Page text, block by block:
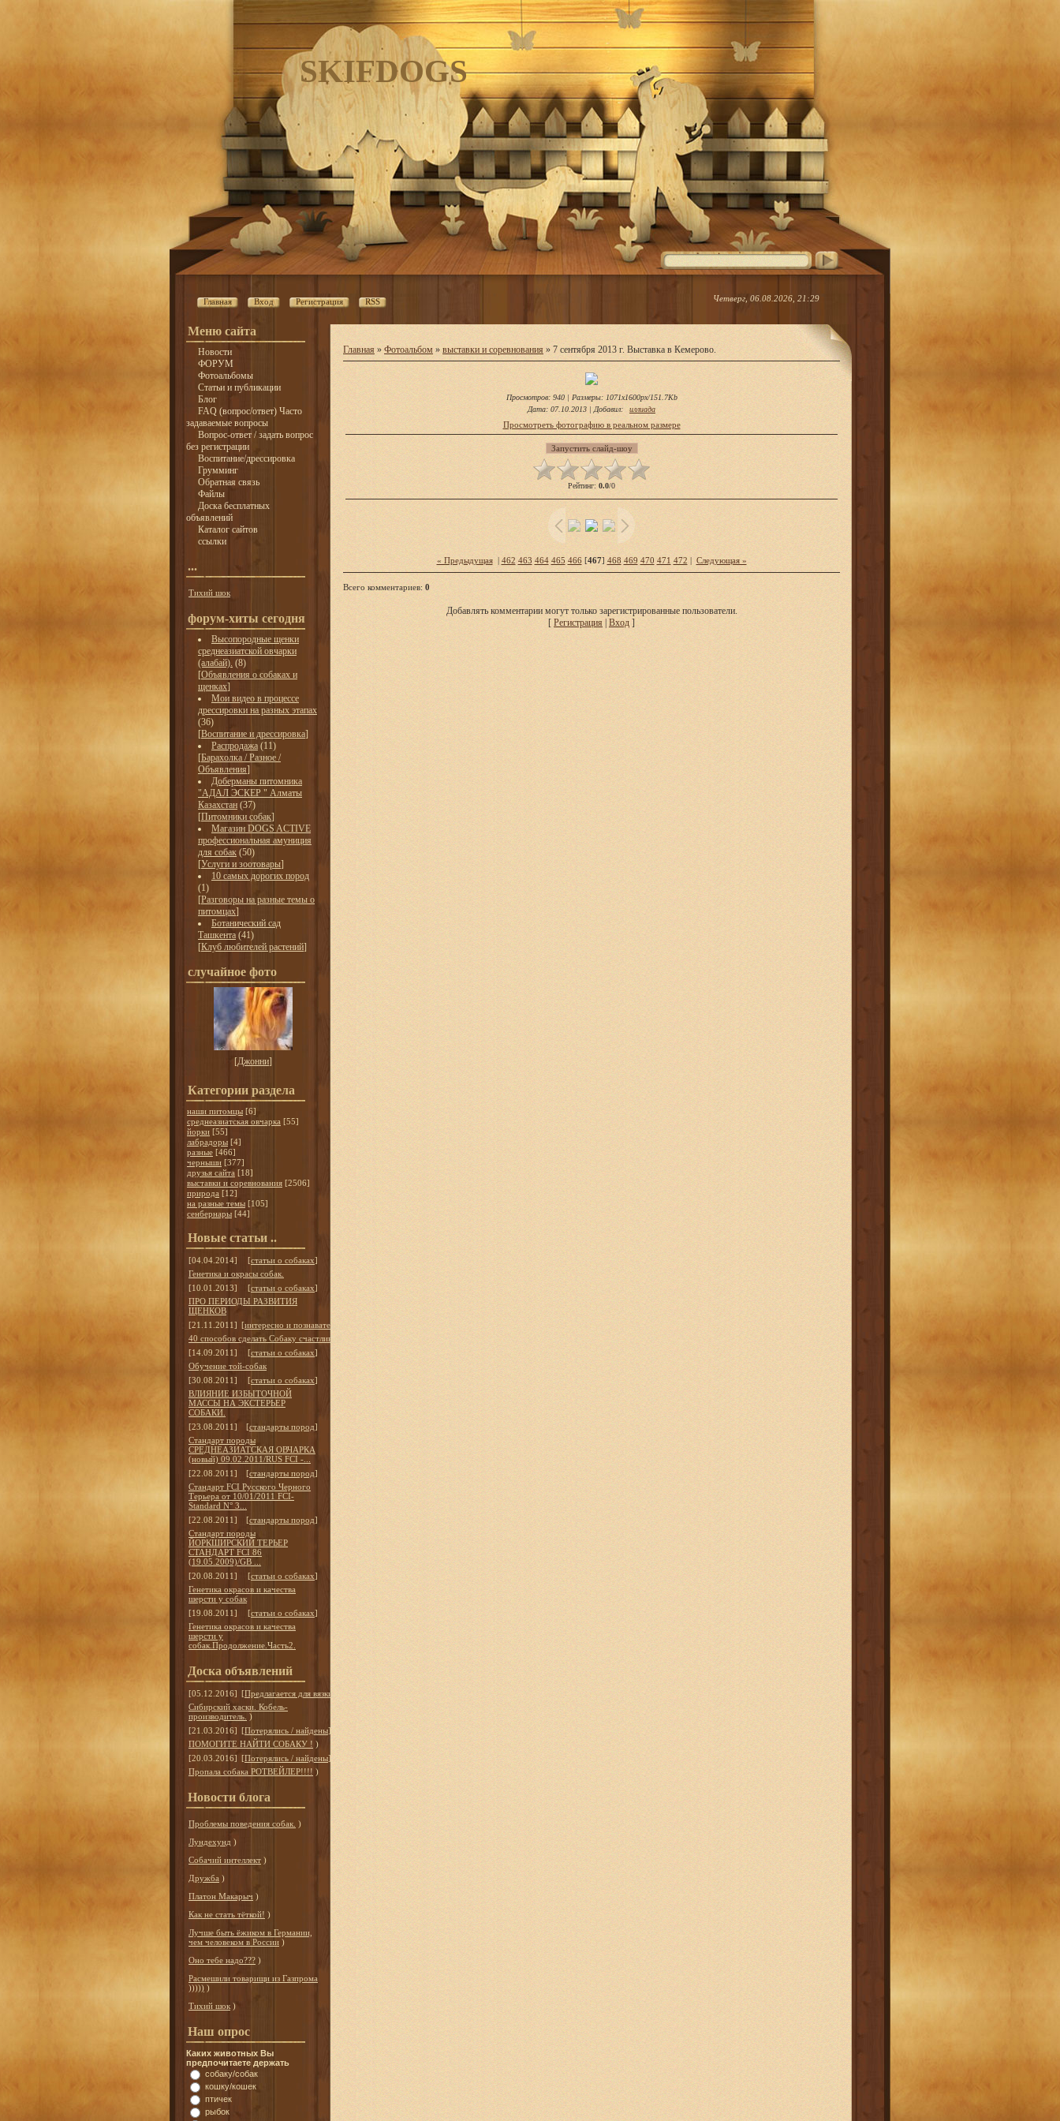
SKIFDOGS
Главная Вход Регистрация RSS Четверг, 06.08.2026, 21:29
Меню сайта
Новости
ФОРУМ
Фотоальбомы
Статьи и публикации
Блог
FAQ (вопрос/ответ) Часто
задаваемые вопросы
Вопрос-ответ / задать вопрос
без регистрации
Воспитание/дрессировка
Грумминг
Обратная связь
Файлы
Доска бесплатных
объявлений
Каталог сайтов
ссылки
...
Тихий шок
форум-хиты сегодня
Высопородные щенки
среднеазиатской овчарки
(алабай). (8)
[Объявления о собаках и
щенках]
Мои видео в процессе
дрессировки на разных этапах
(36)
[Воспитание и дрессировка]
Распродажа (11)
[Барахолка / Разное /
Объявления]
Доберманы питомника
"АДАЛ ЭСКЕР " Алматы
Казахстан (37)
[Питомники собак]
Магазин DOGS ACTIVE
профессиональная амуниция
для собак (50)
[Услуги и зоотовары]
10 самых дорогих пород
(1)
[Разговоры на разные темы о
питомцах]
Ботанический сад
Ташкента (41)
[Клуб любителей растений]
случайное фото
[Джонни]
Категории раздела
наши питомцы [6]
среднеазиатская овчарка [55]
йорки [55]
лабрадоры [4]
разные [466]
черныши [377]
друзья сайта [18]
выставки и соревнования [2506]
природа [12]
на разные темы [105]
сенбернары [44]
Новые статьи ..
[04.04.2014] [статьи о собаках]
Генетика и окрасы собак.
[10.01.2013]
[статьи о собаках]
ПРО ПЕРИОДЫ РАЗВИТИЯ
ЩЕНКОВ
[21.11.2011] [интересно и познавательно
40 способов сделать Собаку счастливой
[14.09.2011]
[статьи о собаках]
Обучение той-собак
[30.08.2011]
[статьи о собаках]
ВЛИЯНИЕ ИЗБЫТОЧНОЙ
МАССЫ НА ЭКСТЕРЬЕР
СОБАКИ.
[23.08.2011]
[стандарты пород]
Стандарт породы
СРЕДНЕАЗИАТСКАЯ ОВЧАРКА
(новый) 09.02.2011/RUS FCI -...
[22.08.2011]
[стандарты пород]
Стандарт FCI Русского Черного
Терьера от 10/01/2011 FCI-
Standard N° 3...
[22.08.2011]
[стандарты пород]
Стандарт породы
ЙОРКШИРСКИЙ ТЕРЬЕР
СТАНДАРТ FCI 86
(19.05.2009)/GB ...
[20.08.2011]
[статьи о собаках]
Генетика окрасов и качества
шерсти у собак
[19.08.2011]
[статьи о собаках]
Генетика окрасов и качества
шерсти у
собак.Продолжение.Часть2.
Доска объявлений
[05.12.2016] [Предлагается для вязки
Сибирский хаски. Кобель-
производитель. )
[21.03.2016] [Потерялись / найдены]
ПОМОГИТЕ НАЙТИ СОБАКУ ! )
[20.03.2016] [Потерялись / найдены]
Пропала собака РОТВЕЙЛЕР!!!! )
Новости блога
Проблемы поведения собак. )
Лундехунд )
Собачий интеллект )
Дружба )
Платон Макарыч )
Как не стать тёткой! )
Лучше быть ёжиком в Германии,
чем человеком в России )
Оно тебе надо??? )
Расмешили товарищи из Газпрома
))))) )
Тихий шок )
Наш опрос
Каких животных Вы
предпочитаете держать
собаку/собак
кошку/кошек
птичек
рыбок
Главная » Фотоальбом » выставки и соревнования » 7 сентября 2013 г. Выставка в Кемерово.
Просмотров: 940 | Размеры: 1071x1600px/151.7Kb
Дата: 07.10.2013 | Добавил: иллиада
Просмотреть фотографию в реальном размере
Рейтинг: 0.0/0
« Предыдущая| 462 463 464 465 466[467] 468 469 470 471 472 | Следующая »
Всего комментариев: 0
Добавлять комментарии могут только зарегистрированные пользователи.
[ Регистрация Вход ]